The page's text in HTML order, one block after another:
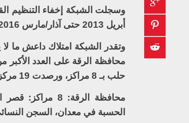
أبريل 2013 حتى آذار/مارس 2016.
حلب بـ 8 مراكز، ورصدت 19 مركز احتجاز من ضمنها بعض السجون، توزعت على النحو التالي:
محافظة
الحسبة في معدان، السجن